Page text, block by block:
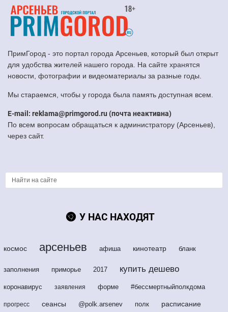
ПримГород - это портал города Арсеньев, который был открыт
для удобства жителей нашего города. На сайте хранятся
новости, фотографии и видеоматериалы за разные годы.
Мы стараемся, чтобы у города была память доступная всем.
E-mail: reklama@primgorod.ru (почта неактивна)
По всем вопросам обращаться к администратору (Арсеньев),
через сайт.
У НАС НАХОДЯТ
космос арсеньев афиша кинотеатр бланк
заполнения приморье 2017 купить дешево
коронавирус заявления форме #бессмертныйполкдома
прогресс сеансы @polk.arsenev полк расписание